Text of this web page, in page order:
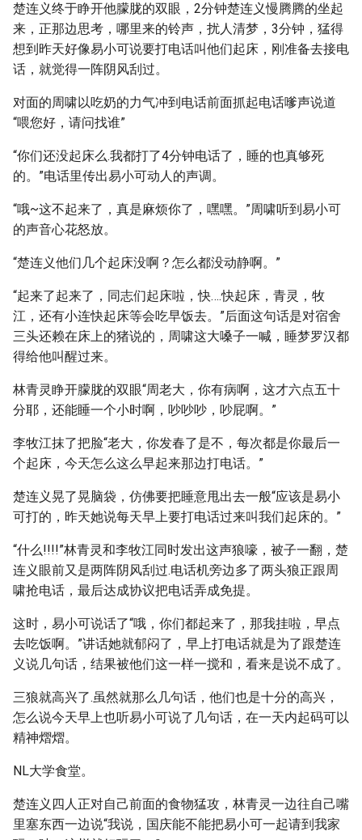
楚连义终于睁开他朦胧的双眼，2分钟楚连义慢腾腾的坐起
来，正那边思考，哪里来的铃声，扰人清梦，3分钟，猛得
想到昨天好像易小可说要打电话叫他们起床，刚准备去接电
话，就觉得一阵阴风刮过。
对面的周啸以吃奶的力气冲到电话前面抓起电话嗲声说道
“喂您好，请问找谁”
“你们还没起床么.我都打了4分钟电话了，睡的也真够死
的。”电话里传出易小可动人的声调。
“哦~这不起来了，真是麻烦你了，嘿嘿。”周啸听到易小可
的声音心花怒放。
“楚连义他们几个起床没啊？怎么都没动静啊。”
“起来了起来了，同志们起床啦，快….快起床，青灵，牧
江，还有小连快起床等会吃早饭去。”后面这句话是对宿舍
三头还赖在床上的猪说的，周啸这大嗓子一喊，睡梦罗汉都
得给他叫醒过来。
林青灵睁开朦胧的双眼“周老大，你有病啊，这才六点五十
分耶，还能睡一个小时啊，吵吵吵，吵屁啊。”
李牧江抹了把脸“老大，你发春了是不，每次都是你最后一
个起床，今天怎么这么早起来那边打电话。”
楚连义晃了晃脑袋，仿佛要把睡意甩出去一般“应该是易小
可打的，昨天她说每天早上要打电话过来叫我们起床的。”
“什么!!!!”林青灵和李牧江同时发出这声狼嚎，被子一翻，楚
连义眼前又是两阵阴风刮过.电话机旁边多了两头狼正跟周
啸抢电话，最后达成协议把电话弄成免提。
这时，易小可说话了“哦，你们都起来了，那我挂啦，早点
去吃饭啊。”讲话她就郁闷了，早上打电话就是为了跟楚连
义说几句话，结果被他们这一样一搅和，看来是说不成了。
三狼就高兴了.虽然就那么几句话，他们也是十分的高兴，
怎么说今天早上也听易小可说了几句话，在一天内起码可以
精神熠熠。
NL大学食堂。
楚连义四人正对自己前面的食物猛攻，林青灵一边往自己嘴
里塞东西一边说“我说，国庆能不能把易小可一起请到我家